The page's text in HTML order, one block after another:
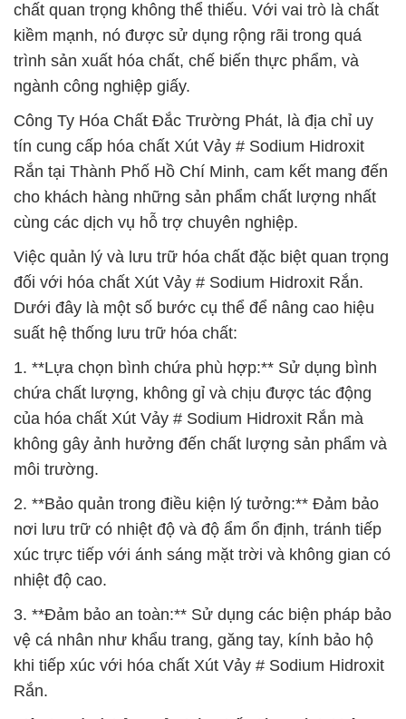
chất quan trọng không thể thiếu. Với vai trò là chất
kiềm mạnh, nó được sử dụng rộng rãi trong quá
trình sản xuất hóa chất, chế biến thực phẩm, và
ngành công nghiệp giấy.
Công Ty Hóa Chất Đắc Trường Phát, là địa chỉ uy
tín cung cấp hóa chất Xút Vảy # Sodium Hidroxit
Rắn tại Thành Phố Hồ Chí Minh, cam kết mang đến
cho khách hàng những sản phẩm chất lượng nhất
cùng các dịch vụ hỗ trợ chuyên nghiệp.
Việc quản lý và lưu trữ hóa chất đặc biệt quan trọng
đối với hóa chất Xút Vảy # Sodium Hidroxit Rắn.
Dưới đây là một số bước cụ thể để nâng cao hiệu
suất hệ thống lưu trữ hóa chất:
1. **Lựa chọn bình chứa phù hợp:** Sử dụng bình
chứa chất lượng, không gỉ và chịu được tác động
của hóa chất Xút Vảy # Sodium Hidroxit Rắn mà
không gây ảnh hưởng đến chất lượng sản phẩm và
môi trường.
2. **Bảo quản trong điều kiện lý tưởng:** Đảm bảo
nơi lưu trữ có nhiệt độ và độ ẩm ổn định, tránh tiếp
xúc trực tiếp với ánh sáng mặt trời và không gian có
nhiệt độ cao.
3. **Đảm bảo an toàn:** Sử dụng các biện pháp bảo
vệ cá nhân như khẩu trang, găng tay, kính bảo hộ
khi tiếp xúc với hóa chất Xút Vảy # Sodium Hidroxit
Rắn.